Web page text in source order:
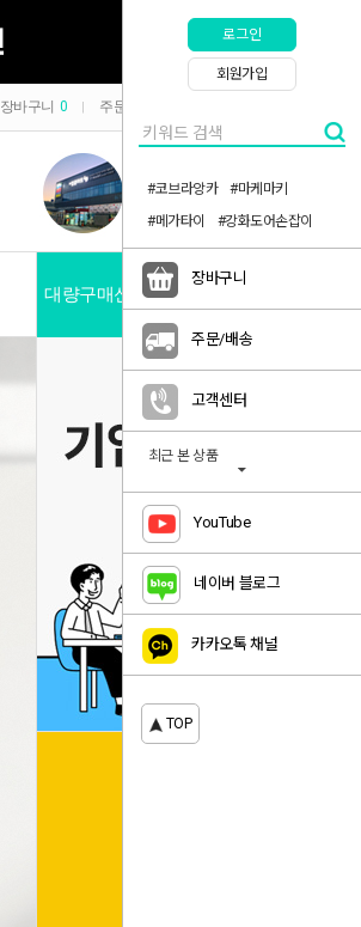
장바구니 0 주문/배송
대량구매신청
로그인
회원가입
#코브라앙카
#마케마키
#메가타이
#강화도어손잡이
장바구니
주문/배송
고객센터
최근 본 상품
YouTube
네이버 블로그
카카오톡 채널
TOP